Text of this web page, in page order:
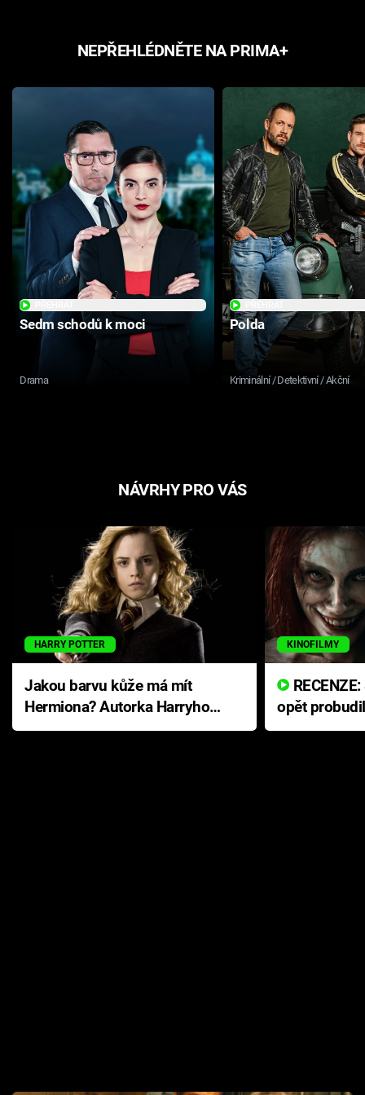
NEPŘEHLÉDNĚTE NA PRIMA+
Sedm schodů k moci
Drama
Polda
Kriminální / Detektivní / Akční
NÁVRHY PRO VÁS
HARRY POTTER
Jakou barvu kůže má mít
Hermiona? Autorka Harryho
Pottera přišla s ráznou
KINOFILMY
opět
přichází s